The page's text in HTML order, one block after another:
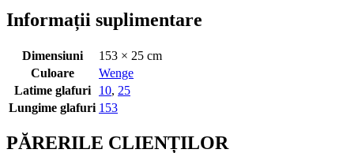
Informații suplimentare
Dimensiuni
153 × 25 cm
Culoare
Wenge
Latime glafuri
10, 25
Lungime glafuri 153
PĂRERILE CLIENȚILOR